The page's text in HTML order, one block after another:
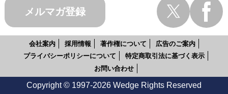
メルマガ登録
会社案内 採用情報 著作権について
広告のご案内
プライバシーポリシーについて
特定商取引法に基づく表示
お問い合わせ
Copyright © 1997-2026 Wedge Rights Reserved